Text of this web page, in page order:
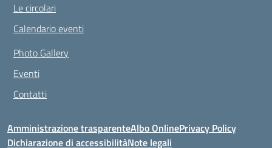
Le circolari
Calendario eventi
Photo Gallery
Eventi
Contatti
Amministrazione trasparenteAlbo OnlinePrivacy Policy
Dichiarazione di accessibilitàNote legali